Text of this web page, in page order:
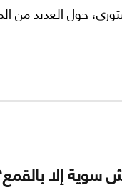
حول العديد من
سوية إلا